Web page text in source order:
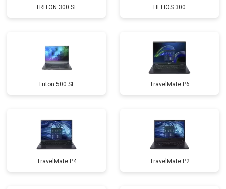
TRITON 300 SE HELIOS 300
Triton 500 SE TravelMate P6
TravelMate P4 TravelMate P2